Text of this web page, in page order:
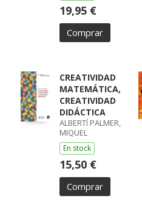
19,95 €
Comprar
CREATIVIDAD
MATEMÁTICA,
CREATIVIDAD
DIDÁCTICA
ALBERTÍ PALMER,
MIQUEL
En stock
15,50 €
Comprar